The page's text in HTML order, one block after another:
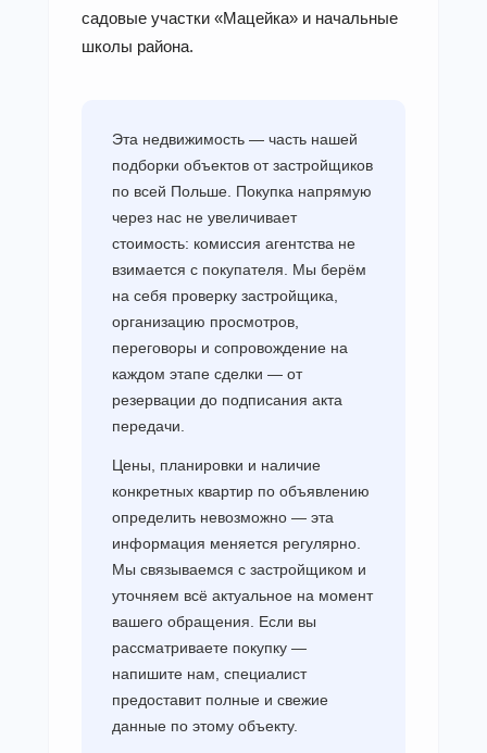
садовые участки «Мацейка» и начальные
школы района.
Эта недвижимость — часть нашей
подборки объектов от застройщиков
по всей Польше. Покупка напрямую
через нас не увеличивает
стоимость: комиссия агентства не
взимается с покупателя. Мы берём
на себя проверку застройщика,
организацию просмотров,
переговоры и сопровождение на
каждом этапе сделки — от
резервации до подписания акта
передачи.
Цены, планировки и наличие
конкретных квартир по объявлению
определить невозможно — эта
информация меняется регулярно.
Мы связываемся с застройщиком и
уточняем всё актуальное на момент
вашего обращения. Если вы
рассматриваете покупку —
напишите нам, специалист
предоставит полные и свежие
данные по этому объекту.